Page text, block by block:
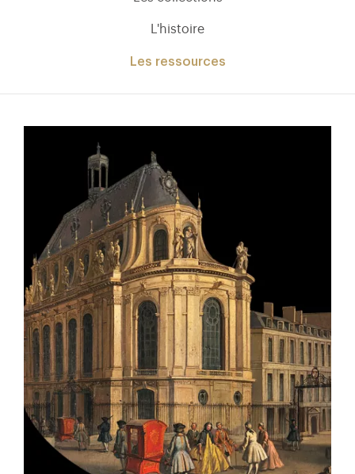
onglet)
nouvel onglet)
fenêtre modale)
de l'application (ouverture dans un nouvel onglet)
L'histoire
Les ressources